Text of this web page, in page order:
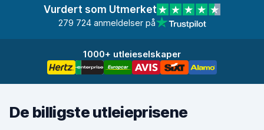
Vurdert som Utmerket
279 724 anmeldelser på
1000+ utleieselskaper
De billigste utleieprisene